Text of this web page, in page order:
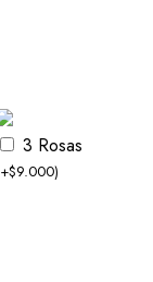
3 Rosas
+$9.000)